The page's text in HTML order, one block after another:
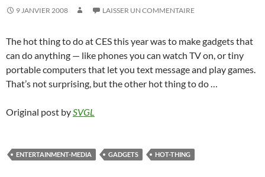
9 JANVIER 2008 LAISSER UN COMMENTAIRE
The hot thing to do at CES this year was to make gadgets that
can do anything — like phones you can watch TV on, or tiny
portable computers that let you text message and play games.
That’s not surprising, but the other hot thing to do …
Original post bySVGL
ENTERTAINMENT-MEDIA GADGETS HOT-THING